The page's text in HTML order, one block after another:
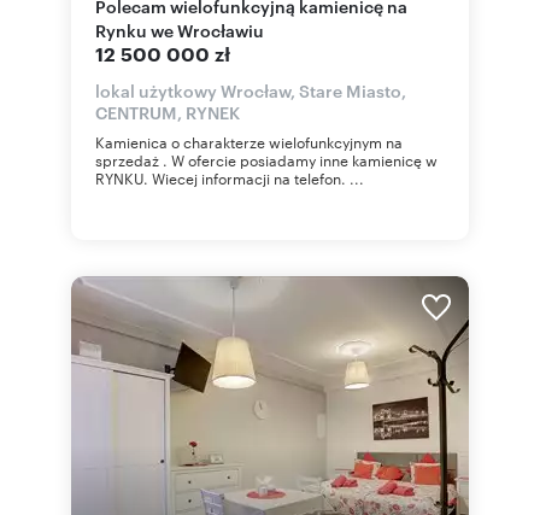
Polecam wielofunkcyjną kamienicę na
Rynku we Wrocławiu
12 500 000 zł
lokal użytkowy Wrocław, Stare Miasto,
CENTRUM, RYNEK
Kamienica o charakterze wielofunkcyjnym na
sprzedaż . W ofercie posiadamy inne kamienicę w
RYNKU. Wiecej informacji na telefon. ...